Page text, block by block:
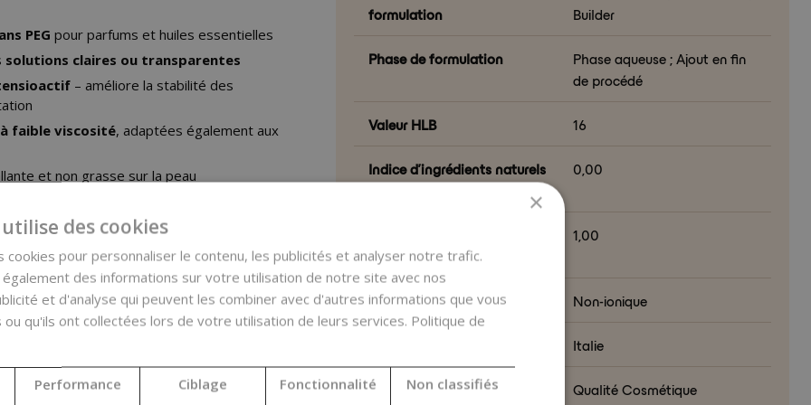
PEG pour parfums et huiles essentielles
solutions claires ou transparentes
– améliore la stabilité des
faible viscosité, adaptées également aux
et non grasse sur la peau
tels que :
brumes pour le visage
(comme co-tensioactif pour réduire
visage et le corps (lotions pulvérisables,
formulation
Builder
Phase de formulation
Phase aqueuse ; Ajout en fin
de procédé
Valeur HLB 16
Indice d’ingrédients naturels
0,00
naturelle (NOI ISO 16128)
1,00
Caractère ionique Non-ionique
Italie
Qualité Qualité Cosmétique
×
des cookies
cookies pour personnaliser le contenu, les publicités et analyser notre trafic.
des informations sur votre utilisation de notre site avec nos
et d'analyse qui peuvent les combiner avec d'autres informations que vous
ou qu'ils ont collectées lors de votre utilisation de leurs services. Politique de
Performance Ciblage Fonctionnalité Non classifiés